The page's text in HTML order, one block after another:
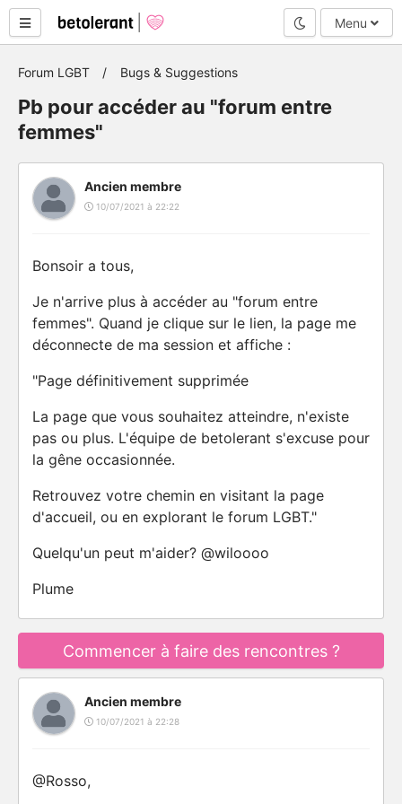
Mode nuit
Menu
Forum LGBT Bugs & Suggestions
Pb pour accéder au "forum entre
femmes"
Ancien membre
10/07/2021 à 22:22
Bonsoir a tous,
Je n'arrive plus à accéder au "forum entre
femmes". Quand je clique sur le lien, la page me
déconnecte de ma session et affiche :
"Page définitivement supprimée
La page que vous souhaitez atteindre, n'existe
pas ou plus. L'équipe de betolerant s'excuse pour
la gêne occasionnée.
Retrouvez votre chemin en visitant la page
d'accueil, ou en explorant le forum LGBT."
Quelqu'un peut m'aider? @wiloooo
Plume
Commencer à faire des rencontres ?
Ancien membre
10/07/2021 à 22:28
@Rosso,